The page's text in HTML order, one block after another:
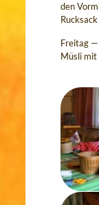
den
Freitag —
Müsli mit